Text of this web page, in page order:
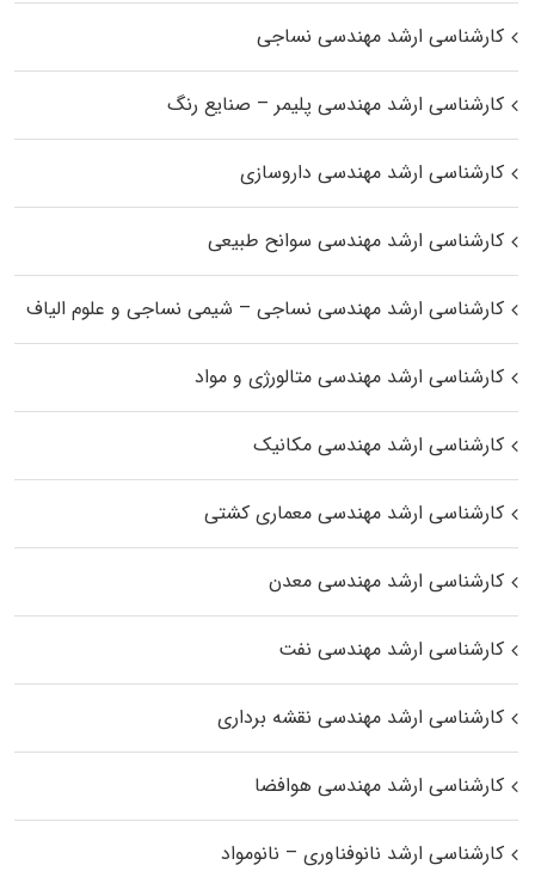
کارشناسی ارشد مهندسی نساجی
کارشناسی ارشد مهندسی پلیمر – صنایع رنگ
کارشناسی ارشد مهندسی داروسازی
کارشناسی ارشد مهندسی سوانح طبیعی
کارشناسی ارشد مهندسی نساجی – شیمی نساجی و علوم الیاف
کارشناسی ارشد مهندسی متالورژی و مواد
کارشناسی ارشد مهندسی مکانیک
کارشناسی ارشد مهندسی معماری کشتی
کارشناسی ارشد مهندسی معدن
کارشناسی ارشد مهندسی نفت
کارشناسی ارشد مهندسی نقشه برداری
کارشناسی ارشد مهندسی هوافضا
کارشناسی ارشد نانوفناوری – نانومواد